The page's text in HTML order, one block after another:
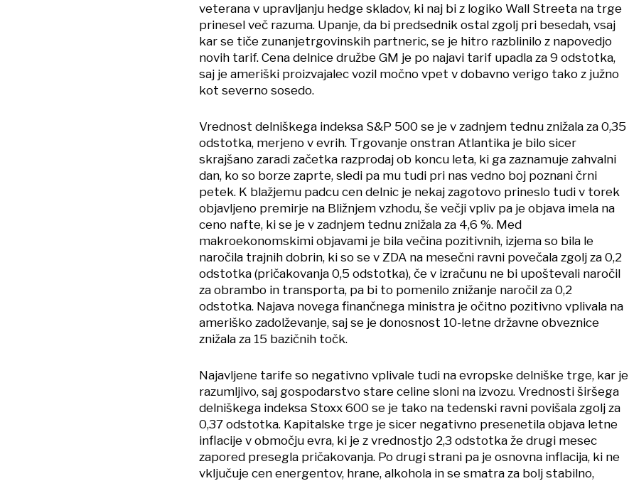
veterana v upravljanju hedge skladov, ki naj bi z logiko Wall Streeta na trge
prinesel več razuma. Upanje, da bi predsednik ostal zgolj pri besedah, vsaj
kar se tiče zunanjetrgovinskih partneric, se je hitro razblinilo z napovedjo
novih tarif. Cena delnice družbe GM je po najavi tarif upadla za 9 odstotka,
saj je ameriški proizvajalec vozil močno vpet v dobavno verigo tako z južno
kot severno sosedo.
Vrednost delniškega indeksa S&P 500 se je v zadnjem tednu znižala za 0,35
odstotka, merjeno v evrih. Trgovanje onstran Atlantika je bilo sicer
skrajšano zaradi začetka razprodaj ob koncu leta, ki ga zaznamuje zahvalni
dan, ko so borze zaprte, sledi pa mu tudi pri nas vedno boj poznani črni
petek. K blažjemu padcu cen delnic je nekaj zagotovo prineslo tudi v torek
objavljeno premirje na Bližnjem vzhodu, še večji vpliv pa je objava imela na
ceno nafte, ki se je v zadnjem tednu znižala za 4,6 %. Med
makroekonomskimi objavami je bila večina pozitivnih, izjema so bila le
naročila trajnih dobrin, ki so se v ZDA na mesečni ravni povečala zgolj za 0,2
odstotka (pričakovanja 0,5 odstotka), če v izračunu ne bi upoštevali naročil
za obrambo in transporta, pa bi to pomenilo znižanje naročil za 0,2
odstotka. Najava novega finančnega ministra je očitno pozitivno vplivala na
ameriško zadolževanje, saj se je donosnost 10-letne državne obveznice
znižala za 15 bazičnih točk.
Najavljene tarife so negativno vplivale tudi na evropske delniške trge, kar je
razumljivo, saj gospodarstvo stare celine sloni na izvozu. Vrednosti širšega
delniškega indeksa Stoxx 600 se je tako na tedenski ravni povišala zgolj za
0,37 odstotka. Kapitalske trge je sicer negativno presenetila objava letne
inflacije v območju evra, ki je z vrednostjo 2,3 odstotka že drugi mesec
zapored presegla pričakovanja. Po drugi strani pa je osnovna inflacija, ki ne
vključuje cen energentov, hrane, alkohola in se smatra za bolj stabilno,